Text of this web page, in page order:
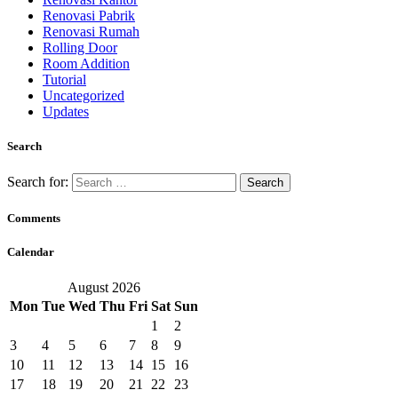
Renovasi Pabrik
Renovasi Rumah
Rolling Door
Room Addition
Tutorial
Uncategorized
Updates
Search
Search for:
Comments
Calendar
August 2026
Mon Tue Wed Thu Fri Sat Sun
1
2
3
4 5 6 7 8
9
10
11 12 13 14 15
16
17
18 19 20 21 22
23